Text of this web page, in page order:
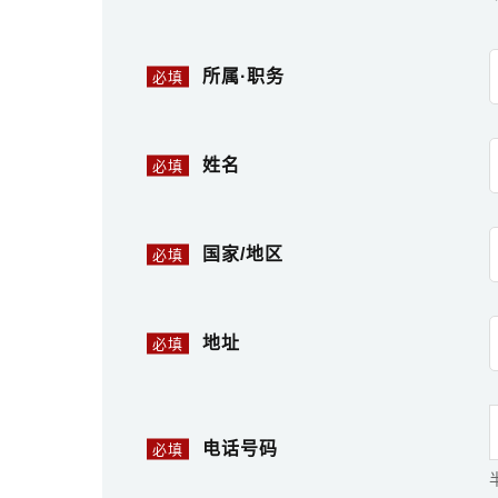
必填 所属·职务
必填 姓名
必填 国家/地区
必填 地址
必填 电话号码